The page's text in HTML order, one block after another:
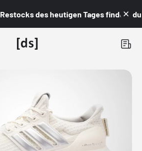
des heutigen Tages findest du